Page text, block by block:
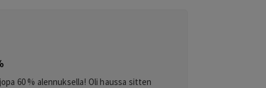
60 % alennuksella! Oli haussa sitten